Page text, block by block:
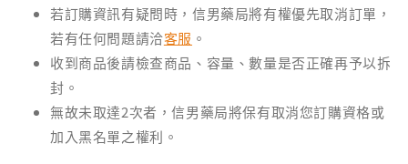
若訂購資訊有疑問時，信男藥局將有權優先取消訂單，
若有任何問題請洽客服 。
收到商品後請檢查商品、容量、數量是否正確再予以拆
封。
無故未取達2次者，信男藥局將保有取消您訂購資格或
加入黑名單之權利。